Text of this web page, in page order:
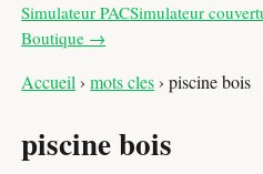
Simulateur PACSimulateur
Boutique →
Accueil ›mots cles›piscine bois
piscine bois